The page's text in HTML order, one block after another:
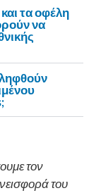
και τα οφέλη
να
τον
του